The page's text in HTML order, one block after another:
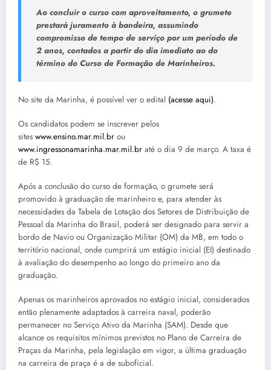
Ao concluir o curso com aproveitamento, o grumete
prestará juramento à bandeira, assumindo
compromisso de tempo de serviço por um período de
2 anos, contados a partir do dia imediato ao do
término do Curso de Formação de Marinheiros.
No site da Marinha, é possível ver o edital (acesse aqui).
Os candidatos podem se inscrever pelos
sites www.ensino.mar.mil.br ou
www.ingressonamarinha.mar.mil.br até o dia 9 de março. A taxa é
de R$ 15.
Após a conclusão do curso de formação, o grumete será
promovido à graduação de marinheiro e, para atender às
necessidades da Tabela de Lotação dos Setores de Distribuição de
Pessoal da Marinha do Brasil, poderá ser designado para servir a
bordo de Navio ou Organização Militar (OM) da MB, em todo o
território nacional, onde cumprirá um estágio inicial (EI) destinado
à avaliação do desempenho ao longo do primeiro ano da
graduação.
Apenas os marinheiros aprovados no estágio inicial, considerados
então plenamente adaptados à carreira naval, poderão
permanecer no Serviço Ativo da Marinha (SAM). Desde que
alcance os requisitos mínimos previstos no Plano de Carreira de
Praças da Marinha, pela legislação em vigor, a última graduação
na carreira de praça é a de suboficial.